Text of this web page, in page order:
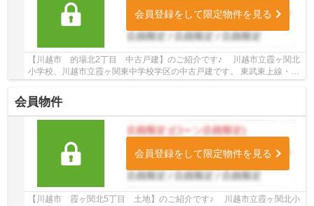
会員登録をして限定物件を見る
【川越市 的場北2丁目 中古戸建】のご紹介です♪ 川越市立霞ヶ関北
小学校、川越市立霞ヶ関東中学校学区の中古戸建です。 東武東上線・川
越線沿線の中古戸建♪霞ヶ関駅徒歩9分、的場...
会員物件
会員登録をして限定物件を見る
【川越市 霞ヶ関北5丁目 土地】のご紹介です♪ 川越市立霞ヶ関北小